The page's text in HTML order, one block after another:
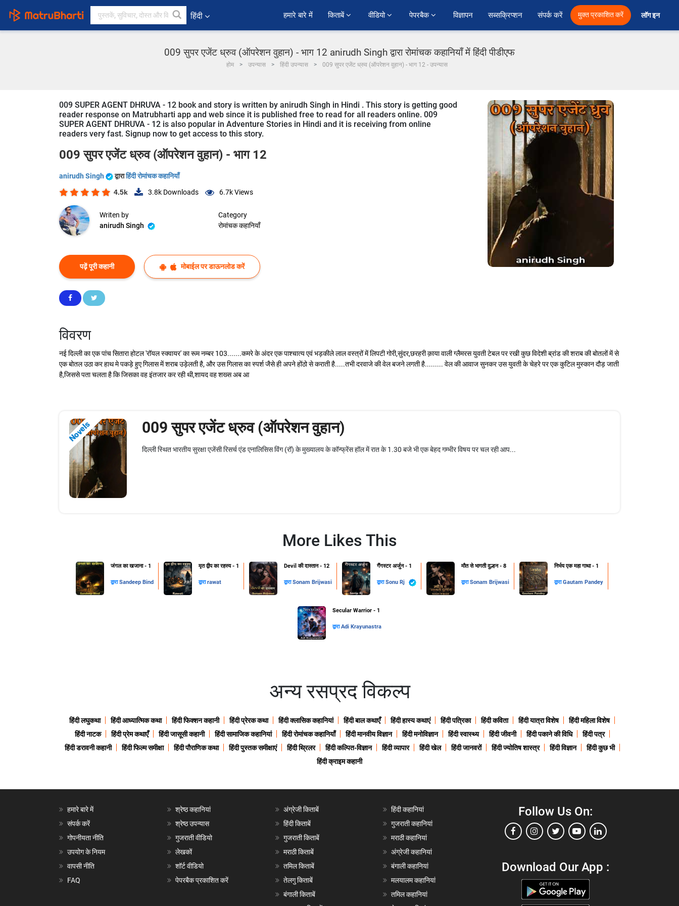
हिंदी हमारे बारे में किताबें वीडियो पेपरबैक विज्ञापन सब्सक्रिप्शन संपर्क करें मुक्त प्रकाशित करें लॉग इन
009 सुपर एजेंट ध्रुव (ऑपरेशन वुहान) - भाग 12 anirudh Singh द्वारा रोमांचक कहानियाँ में हिंदी पीडीएफ
होम उपन्यास हिंदी उपन्यास 009 सुपर एजेंट ध्रुव (ऑपरेशन वुहान) - भाग 12 - उपन्यास
009 SUPER AGENT DHRUVA - 12 book and story is written by anirudh Singh in Hindi . This story is getting good
reader response on Matrubharti app and web since it is published free to read for all readers online. 009
SUPER AGENT DHRUVA - 12 is also popular in Adventure Stories in Hindi and it is receiving from online
readers very fast. Signup now to get access to this story.
009 सुपर एजेंट ध्रुव (ऑपरेशन वुहान) - भाग 12
anirudh Singh द्वाराहिंदी रोमांचक कहानियाँ
4.5k 3.8k Downloads 6.7kViews
Writen by
anirudh Singh
Category
रोमांचक कहानियाँ
पढ़ें पूरी कहानी मोबाईल पर डाऊनलोड करें
विवरण
नई दिल्ली का एक पांच सितारा होटल 'रॉयल स्क्वायर' का रूम नम्बर 103.......कमरे के अंदर एक पाश्चात्य एवं भड़कीले लाल वस्त्रों में लिपटी गोरी,सुंदर,छरहरी क़ाया वाली ग्लैमरस युवती टेबल पर रखी कुछ विदेशी ब्रांड की शराब की बोतलों में से
एक बोतल उठा कर हाथ मे पकड़े हुए गिलास में शराब उड़ेलती है, और उस गिलास का स्पर्श जैसे ही अपने होंठो से कराती है.....तभी दरवाजे की वेल बजने लगती है......... वेल की आवाज सुनकर उस युवती के चेहरे पर एक कुटिल मुस्कान दौड़ जाती
है,जिससे पता चलता है कि जिसका वह इंतजार कर रही थी,शायद वह शख्स अब आ
Novels 009 सुपर एजेंट ध्रुव (ऑपरेशन वुहान)
दिल्ली स्थित भारतीय सुरक्षा एजेंसी रिसर्च एंड एनालिसिस विंग (रॉ) के मुख्यालय के कॉन्फ्रेंस हॉल में रात के 1.30 बजे भी एक बेहद गम्भीर विषय पर चल रही आप...
More Likes This
जंगल का खजाना - 1
द्वाराSandeep Bind
मृत द्वीप का रहस्य - 1
द्वाराrawat
Devil की दास्तान - 12
द्वाराSonam Brijwasi
गैंगस्टर अर्जुन - 1
द्वाराSonu Rj
मौत से भागती दुल्हन - 8
द्वाराSonam Brijwasi
निर्भय एक महा गाथा - 1
द्वाराGautam Pandey
Secular Warrior - 1
द्वाराAdi Krayunastra
अन्य रसप्रद विकल्प
हिंदी लघुकथा हिंदी आध्यात्मिक कथा हिंदी फिक्शन कहानी हिंदी प्रेरक कथा हिंदी क्लासिक कहानियां हिंदी बाल कथाएँ हिंदी हास्य कथाएं हिंदी पत्रिका हिंदी कविता हिंदी यात्रा विशेष
हिंदी महिला विशेष
हिंदी नाटक
हिंदी प्रेम कथाएँ हिंदी जासूसी कहानी हिंदी सामाजिक कहानियां हिंदी रोमांचक कहानियाँ हिंदी मानवीय विज्ञान हिंदी मनोविज्ञान हिंदी स्वास्थ्य हिंदी जीवनी हिंदी पकाने की विधि
हिंदी पत्र
हिंदी डरावनी कहानी
हिंदी फिल्म समीक्षा हिंदी पौराणिक कथा हिंदी पुस्तक समीक्षाएं हिंदी थ्रिलर हिंदी कल्पित-विज्ञान हिंदी व्यापार हिंदी खेल हिंदी जानवरों हिंदी ज्योतिष शास्त्र हिंदी विज्ञान
हिंदी कुछ भी
हिंदी क्राइम कहानी
हमारे बारे में
संपर्क करें
गोपनीयता नीति
उपयोग के नियम
वापसी नीति
FAQ
श्रेष्ठ कहानियां
श्रेष्ठ उपन्यास
गुजराती वीडियो
लेखकों
शॉर्ट वीडियो
पेपरबैक प्रकाशित करें
अंग्रेजी किताबें
हिंदी किताबें
गुजराती किताबें
मराठी किताबें
तमिल किताबें
तेलगु किताबें
बंगाली किताबें
हिंदी कहानियां
गुजराती कहानियां
मराठी कहानियां
अंग्रेजी कहानियां
बंगाली कहानियां
मलयालम कहानियां
तमिल कहानियां
Follow Us On:
Download Our App :